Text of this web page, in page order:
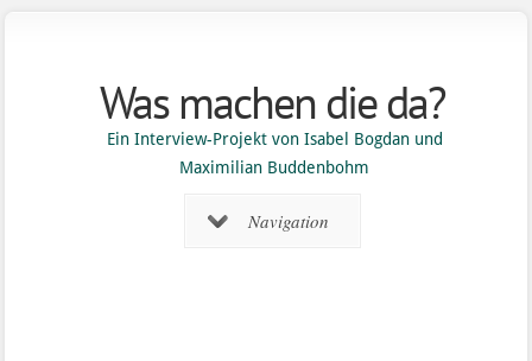
Was machen die da?
Ein Interview-Projekt von Isabel Bogdan und
Maximilian Buddenbohm
Navigation